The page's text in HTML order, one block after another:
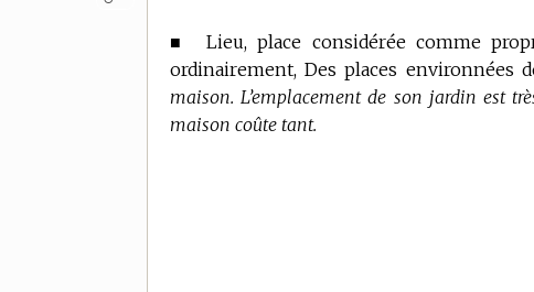
■Lieu, place considérée comme
ordinairement, Des places environnées
maison. L’emplacement de son jardin est
maison coûte tant.